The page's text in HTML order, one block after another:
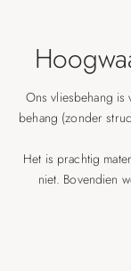
Ons vliesbehang is
behang (zonder
Het is prachtig
niet. Bovendien